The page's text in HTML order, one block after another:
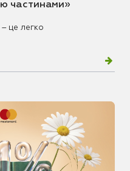
частинами»
це легко